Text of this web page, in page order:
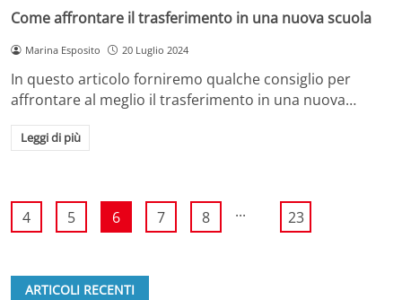
Come affrontare il trasferimento in una nuova scuola
Marina Esposito 20 Luglio 2024
In questo articolo forniremo qualche consiglio per
affrontare al meglio il trasferimento in una nuova…
Leggi di più
4 5 6 7 8 ... 23
ARTICOLI RECENTI